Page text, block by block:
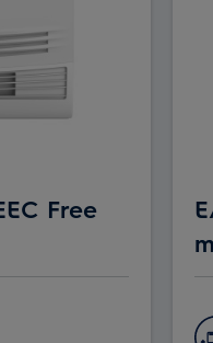
Free